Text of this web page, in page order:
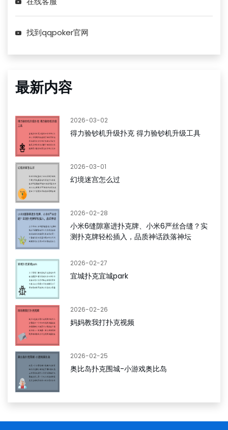
找到qqpoker官网
最新内容
2026-03-02
得力验钞机升级扑克 得力验钞机升级工具
2026-03-01
幻境迷宫怎么过
2026-02-28
小米6缝隙塞进扑克牌、小米6严丝合缝？实
测扑克牌轻松插入，品质神话跌落神坛
2026-02-27
宜城扑克宜城park
2026-02-26
妈妈教我打扑克视频
2026-02-25
奥比岛扑克围城-小游戏奥比岛